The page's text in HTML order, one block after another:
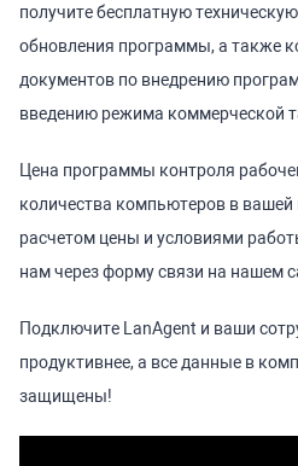
получите бесплатную
обновления программы, а также
документов по внедрению
введению режима коммерческой
Цена программы контроля
количества компьютеров в
расчетом цены и условиями
нам через форму связи на нашем
Подключите LanAgent и ваши
продуктивнее, а все данные в
защищены!